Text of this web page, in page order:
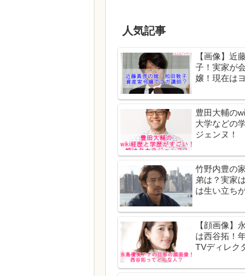
人気記事
【画像】近
子！実家が
嬢！現在は
豊田大輔の
大学などの
ジェンヌ！
竹野内豊の
弟は？実家
は生い立ち
【顔画像】
は西谷拓！
TVディレク